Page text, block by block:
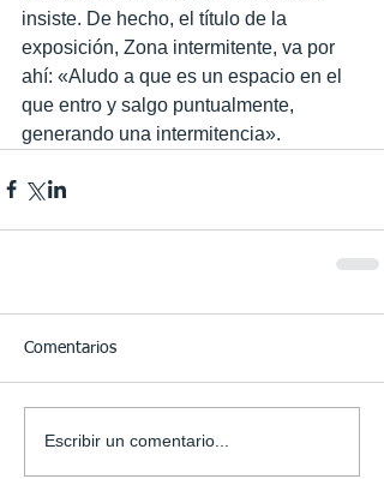
insiste. De hecho, el título de la
exposición, Zona intermitente, va por
ahí: «Aludo a que es un espacio en el
que entro y salgo puntualmente,
generando una intermitencia».
Comentarios
Escribir un comentario...